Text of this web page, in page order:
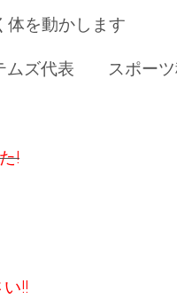
を動かします
ムズ代表 スポーツ
!
!!